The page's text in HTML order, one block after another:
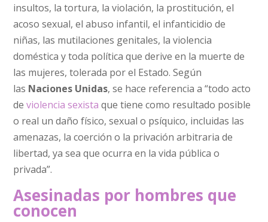
insultos, la tortura, la violación, la prostitución, el
acoso sexual, el abuso infantil, el infanticidio de
niñas, las mutilaciones genitales, la violencia
doméstica y toda política que derive en la muerte de
las mujeres, tolerada por el Estado. Según
las Naciones Unidas, se hace referencia a “todo acto
deviolencia sexista que tiene como resultado posible
o real un daño físico, sexual o psíquico, incluidas las
amenazas, la coerción o la privación arbitraria de
libertad, ya sea que ocurra en la vida pública o
privada”.
Asesinadas por hombres que
conocen